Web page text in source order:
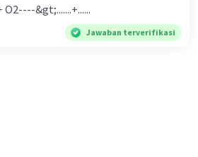
O2----&gt;.......+......
Jawaban terverifikasi